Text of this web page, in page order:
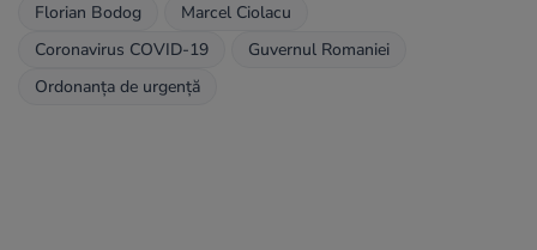
Florian Bodog
Marcel Ciolacu
Coronavirus COVID-19
Guvernul Romaniei
Ordonanța de urgență